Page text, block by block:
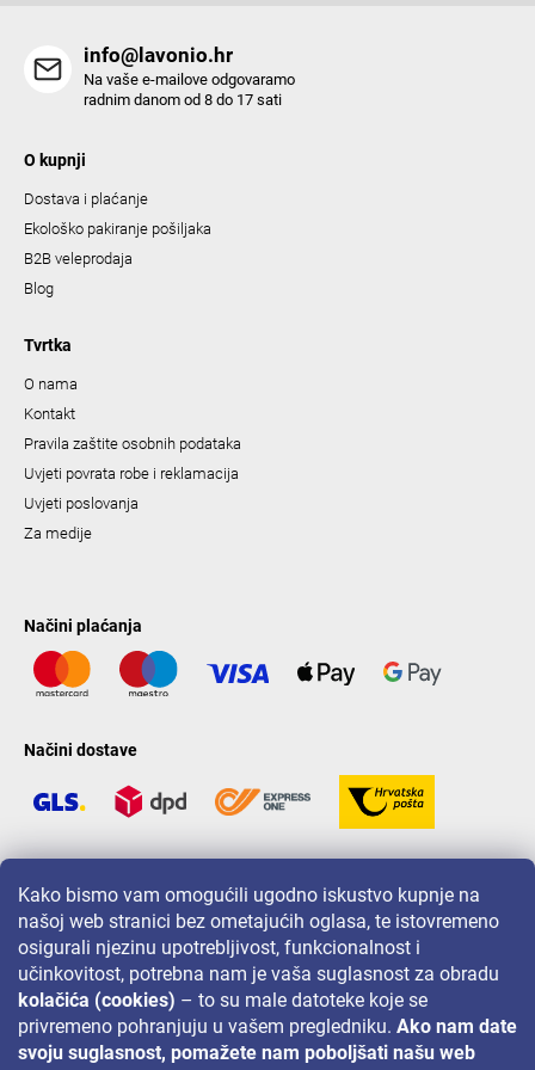
Kako bismo vam omogućili ugodno iskustvo kupnje na
našoj web stranici bez ometajućih oglasa, te istovremeno
osigurali njezinu upotrebljivost, funkcionalnost i
učinkovitost, potrebna nam je vaša suglasnost za obradu
kolačića (cookies) – to su male datoteke koje se
privremeno pohranjuju u vašem pregledniku. Ako nam date
svoju suglasnost, pomažete nam poboljšati našu web
info@lavonio.hr
Na vaše e-mailove odgovaramo
radnim danom od 8 do 17 sati
O kupnji
Dostava i plaćanje
Ekološko pakiranje pošiljaka
B2B veleprodaja
Blog
Tvrtka
O nama
Kontakt
Pravila zaštite osobnih podataka
Uvjeti povrata robe i reklamacija
Uvjeti poslovanja
Za medije
Načini plaćanja
Načini dostave
Za akcije, nagradne igre i popuste pratite nas na: